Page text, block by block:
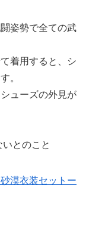
姿勢で全ての武
着用すると、シ
。
ューズの外見が
とのこと
漠衣装セットー